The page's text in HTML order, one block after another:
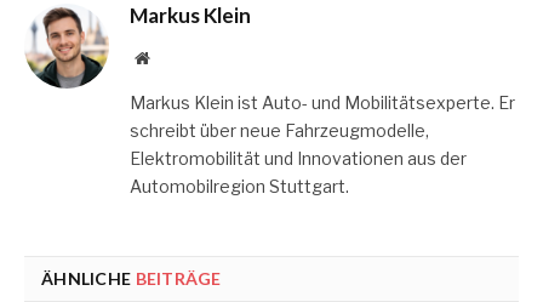
Markus Klein
Website
Markus Klein ist Auto- und Mobilitätsexperte. Er
schreibt über neue Fahrzeugmodelle,
Elektromobilität und Innovationen aus der
Automobilregion Stuttgart.
ÄHNLICHE BEITRÄGE